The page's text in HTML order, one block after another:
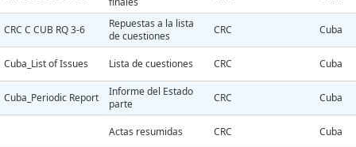
CRC C CUB RQ 3-6
Repuestas a la lista
de cuestiones
CRC Cuba
Cuba_List of Issues Lista de cuestiones CRC Cuba
Cuba_Periodic Report
Informe del Estado
parte
CRC Cuba
Actas resumidas CRC Cuba